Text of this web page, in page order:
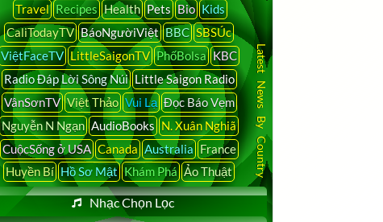
Travel Recipes Health Pets Bio Kids
CaliTodayTV BáoNgườiViệt BBC SBSÚc
ViệtFaceTV LittleSaigonTV PhốBolsa KBC
Radio Đáp Lời Sông Núi Little Saigon Radio
VânSơnTV Việt Thảo Vui Lạ Đọc Báo Vẹm
Nguyễn N Ngạn AudioBooks N. Xuân Nghiã
CuộcSống ở USA Canada Australia France
Huyền Bí Hồ Sơ Mật Khám Phá Ảo Thuật
Nhạc Chọn Lọc
Latest News By Country